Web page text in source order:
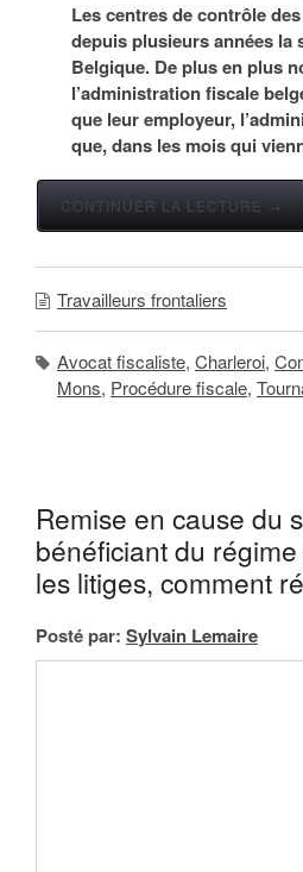
Les centres de contrôle
depuis plusieurs années
Belgique. De plus en plus
l’administration fiscale
que leur employeur,
que, dans les mois qui
CONTINUER LA LECTURE →
Travailleurs frontaliers
Avocat fiscaliste, Charleroi,
Mons, Procédure fiscale,
Remise en cause du
bénéficiant du
les litiges, comment
Posté par: Sylvain Lemaire